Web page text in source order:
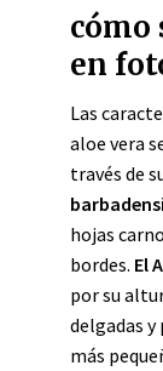
cómo
en
Las
aloe vera
través de
hojas
bordes. El
por su
delgadas y
más